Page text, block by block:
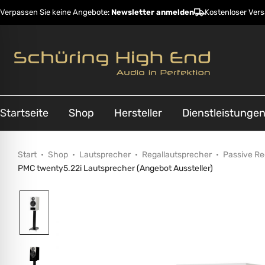
Verpassen Sie keine Angebote: Newsletter anmelden Kostenloser
Startseite Shop Hersteller Dienstleistungen
Start Shop Lautsprecher Regallautsprecher
Passive
PMC twenty5.22i Lautsprecher (Angebot Aussteller)